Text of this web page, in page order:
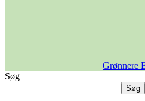
Grønnere
Søg
Søg